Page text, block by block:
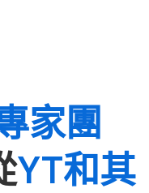
家團
YT和其